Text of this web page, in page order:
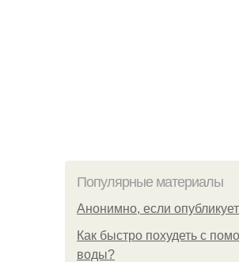
Популярные материалы
Анонимно, если
Как быстро похудеть с
воды?